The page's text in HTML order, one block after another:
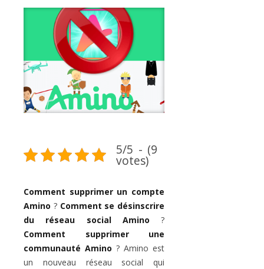
5/5 - (9
votes)
Comment supprimer un compte
Amino ? Comment se désinscrire
du réseau social Amino ?
Comment supprimer une
communauté Amino ? Amino est
un nouveau réseau social qui